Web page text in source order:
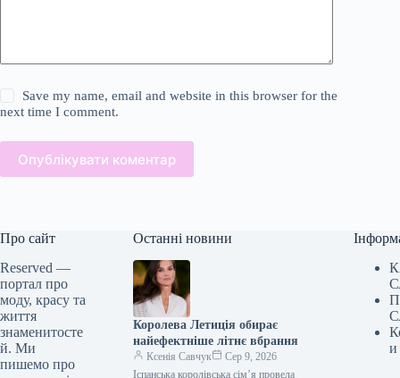
Save my name, email and website in this browser for the
next time I comment.
Опублікувати коментар
Про сайт
Reserved —
портал про
моду, красу та
життя
знаменитосте
й. Ми
пишемо про
Останні новини
Королева Летиція обирає
найефектніше літнє вбрання
Ксенія Савчук
Сер 9, 2026
Іспанська королівська сім’я провела
и